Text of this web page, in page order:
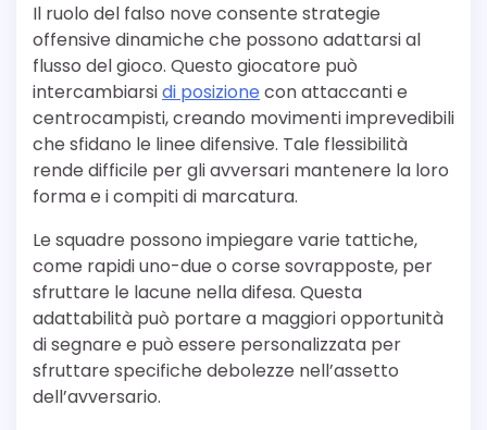
Il ruolo del falso nove consente strategie
offensive dinamiche che possono adattarsi al
flusso del gioco. Questo giocatore può
intercambiarsidi posizione con attaccanti e
centrocampisti, creando movimenti imprevedibili
che sfidano le linee difensive. Tale flessibilità
rende difficile per gli avversari mantenere la loro
forma e i compiti di marcatura.
Le squadre possono impiegare varie tattiche,
come rapidi uno-due o corse sovrapposte, per
sfruttare le lacune nella difesa. Questa
adattabilità può portare a maggiori opportunità
di segnare e può essere personalizzata per
sfruttare specifiche debolezze nell’assetto
dell’avversario.